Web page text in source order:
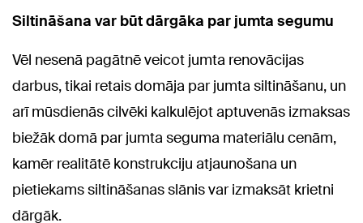
Siltināšana var būt dārgāka par jumta segumu
Vēl nesenā pagātnē veicot jumta renovācijas
darbus, tikai retais domāja par jumta siltināšanu, un
arī mūsdienās cilvēki kalkulējot aptuvenās izmaksas
biežāk domā par jumta seguma materiālu cenām,
kamēr realitātē konstrukciju atjaunošana un
pietiekams siltināšanas slānis var izmaksāt krietni
dārgāk.